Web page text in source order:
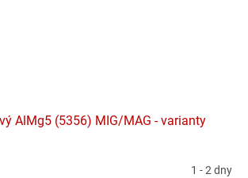
AlMg5 (5356) MIG/MAG - varianty
1 - 2 dny